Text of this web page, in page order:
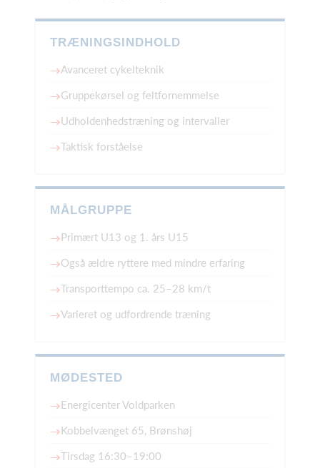
TRÆNINGSINDHOLD
Avanceret cykelteknik
Gruppekørsel og feltfornemmelse
Udholdenhedstræning og intervaller
Taktisk forståelse
MÅLGRUPPE
Primært U13 og 1. års U15
Også ældre ryttere med mindre erfaring
Transporttempo ca. 25–28 km/t
Varieret og udfordrende træning
MØDESTED
Energicenter Voldparken
Kobbelvænget 65, Brønshøj
Tirsdag 16:30–19:00